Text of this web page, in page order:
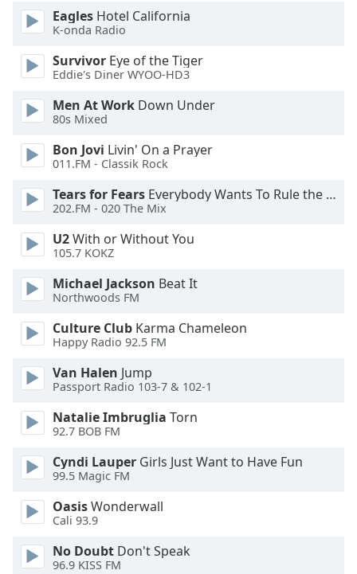
window.
Escape
cancel
close
Color
Opacity
Background
Color
Opacity
Caption
Area
Color
Opacity
Eagles Hotel California
K-onda Radio
Survivor Eye of the Tiger
Eddie's Diner WYOO-HD3
Men At Work Down Under
80s Mixed
Bon Jovi Livin' On a Prayer
011.FM - Classik Rock
Tears for Fears Everybody Wants To Rule the World
202.FM - 020 The Mix
U2With or Without You
105.7 KOKZ
Michael Jackson Beat It
Northwoods FM
Culture Club Karma Chameleon
Happy Radio 92.5 FM
Van Halen Jump
Passport Radio 103-7 & 102-1
Natalie Imbruglia Torn
92.7 BOB FM
Cyndi Lauper Girls Just Want to Have Fun
99.5 Magic FM
OasisWonderwall
Cali 93.9
No Doubt Don't Speak
96.9 KISS FM